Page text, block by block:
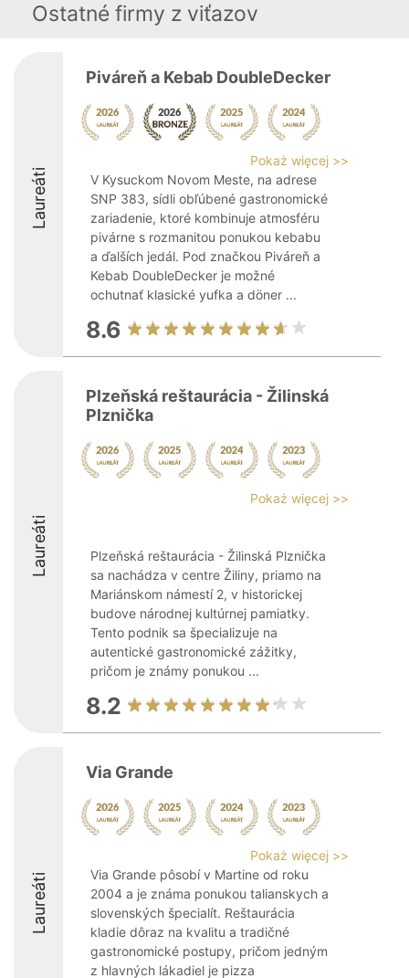
Ostatné firmy z viťazov
Laureáti
Piváreň a Kebab DoubleDecker
Pokaż więcej >>
V Kysuckom Novom Meste, na adrese
SNP 383, sídli obľúbené gastronomické
zariadenie, ktoré kombinuje atmosféru
pivárne s rozmanitou ponukou kebabu
a ďalších jedál. Pod značkou Piváreň a
Kebab DoubleDecker je možné
ochutnať klasické yufka a döner ...
8.6
Laureáti
Plzeňská reštaurácia - Žilinská
Plznička
Pokaż więcej >>
Plzeňská reštaurácia - Žilinská Plznička
sa nachádza v centre Žiliny, priamo na
Mariánskom námestí 2, v historickej
budove národnej kultúrnej pamiatky.
Tento podnik sa špecializuje na
autentické gastronomické zážitky,
pričom je známy ponukou ...
8.2
Laureáti
Via Grande
Pokaż więcej >>
Via Grande pôsobí v Martine od roku
2004 a je známa ponukou talianskych a
slovenských špecialít. Reštaurácia
kladie dôraz na kvalitu a tradičné
gastronomické postupy, pričom jedným
z hlavných lákadiel je pizza